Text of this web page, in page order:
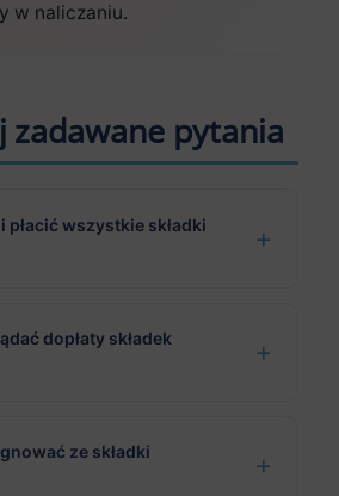
w naliczaniu.
zadawane pytania
płacić wszystkie składki
dopłaty składek
ze składki